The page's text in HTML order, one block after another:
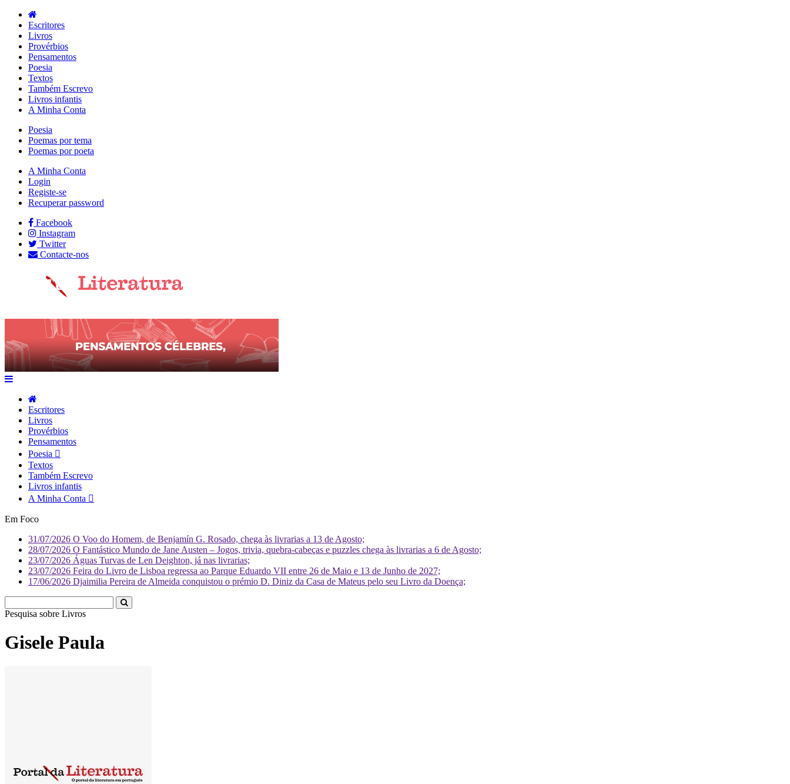
Escritores
Livros
Provérbios
Pensamentos
Poesia
Textos
Também Escrevo
Livros infantis
A Minha Conta
Poesia
Poemas por tema
Poemas por poeta
A Minha Conta
Login
Registe-se
Recuperar password
Facebook
Instagram
Twitter
Contacte-nos
Escritores
Livros
Provérbios
Pensamentos
Poesia
Textos
Também Escrevo
Livros infantis
A Minha Conta
Em Foco
31/07/2026 O Voo do Homem, de Benjamín G. Rosado, chega às livrarias a 13 de Agosto;
28/07/2026 O Fantástico Mundo de Jane Austen – Jogos, trivia, quebra-cabeças e puzzles chega às livrarias a 6 de Agosto;
23/07/2026 Águas Turvas de Len Deighton, já nas livrarias;
23/07/2026 Feira do Livro de Lisboa regressa ao Parque Eduardo VII entre 26 de Maio e 13 de Junho de 2027;
17/06/2026 Djaimilia Pereira de Almeida conquistou o prémio D. Diniz da Casa de Mateus pelo seu Livro da Doença;
Pesquisa sobre Li
Gisele Paula